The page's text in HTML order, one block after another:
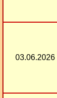
03.06.2026